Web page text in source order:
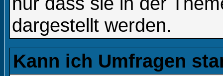
dargestellt werden.
Kann ich Umfragen